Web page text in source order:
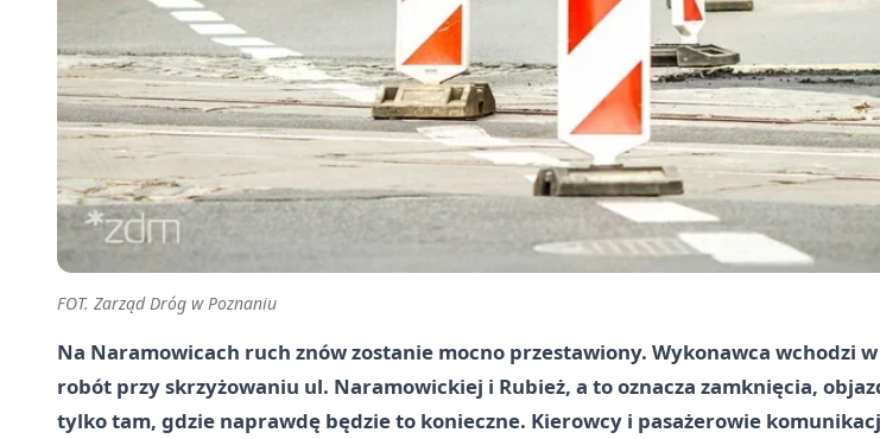
FOT. Zarząd Dróg w Poznaniu
Na Naramowicach ruch znów zostanie mocno przestawiony. Wykonawca wchodzi
robót przy skrzyżowaniu ul. Naramowickiej i Rubież, a to oznacza zamknięcia,
tylko tam, gdzie naprawdę będzie to konieczne. Kierowcy i pasażerowie